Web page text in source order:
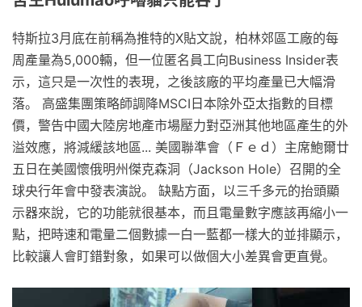
特斯拉3月底在前稱為推特的X貼文說，柏林郊區工廠的每
周產量為5,000輛，但一位匿名員工向Business Insider表
示，這只是一次性的表現，之後該廠的平均產量已大幅滑
落。 高盛集團策略師調降MSCI日本除外亞太指數的目標
價，警告中國大陸房地產市場壓力對亞洲其他地區產生的外
溢效應，將減緩該地區... 美國聯準會（Ｆｅｄ）主席鮑爾廿
五日在美國懷俄明州傑克森洞（Jackson Hole）召開的全
球央行年會中發表演說。 缺點方面，以三千多元的抬頭顯
示器來說，它的功能就很基本，而且電量數字應該再縮小一
點，把時速和電量二個數據一白一藍都一樣大的並排顯示，
比較讓人會盯錯對象，如果可以做個大小差異會更直覺。